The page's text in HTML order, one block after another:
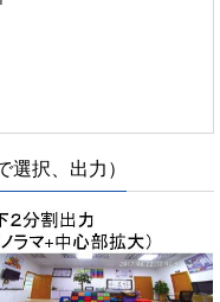
択、出力）